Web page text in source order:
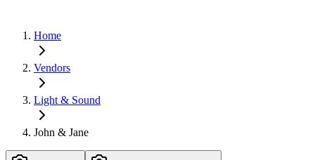
Home
Vendors
Light & Sound
John & Jane